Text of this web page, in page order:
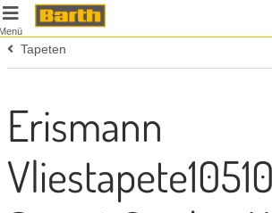
Tapeten
Erismann